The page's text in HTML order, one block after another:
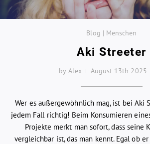
Blog | Menschen
Aki Streeter
by Alex August 13th 2025
Wer es außergewöhnlich mag, ist bei Aki
jedem Fall richtig! Beim Konsumieren
Projekte merkt man sofort, dass seine
vergleichbar ist, das man kennt. Egal ob